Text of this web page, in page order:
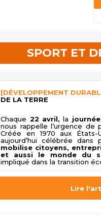
SPORT ET
[DÉVELOPPEMENT
DE LA TERRE
Chaque 22 avril, la
nous rappelle l’urgence de
Créée en 1970 aux
aujourd’hui célébrée
mobilise citoyens,
et aussi le monde du
impliqué dans la transition
Lire